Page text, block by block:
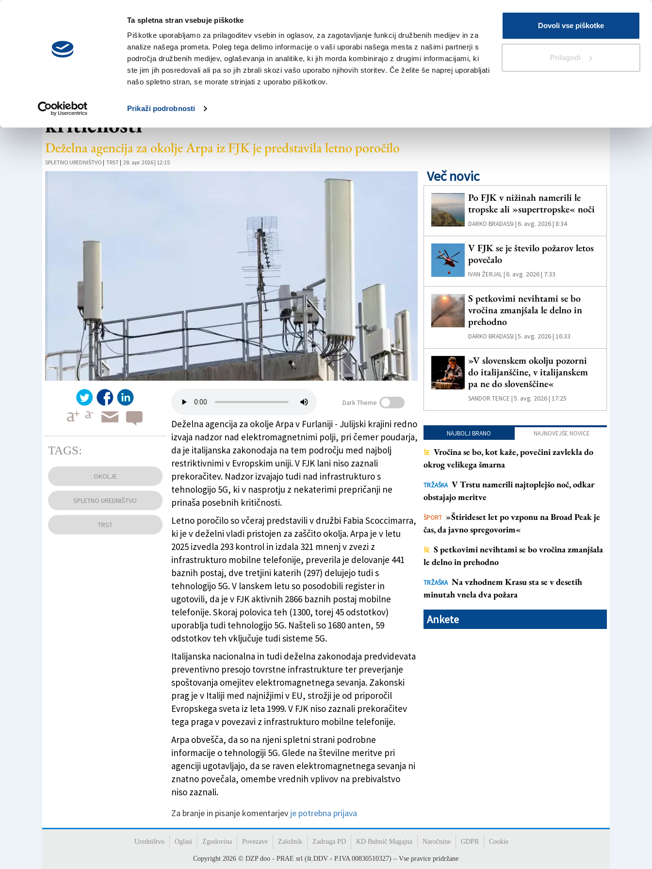
Ta spletna stran vsebuje piškotke
Piškotke uporabljamo za prilagoditev vsebin in oglasov, za zagotavljanje funkcij družbenih medijev in za
analize našega prometa. Poleg tega delimo informacije o vaši uporabi našega mesta z našimi partnerji s
področja družbenih medijev, oglaševanja in analitike, ki jih morda kombinirajo z drugimi informacijami, ki
ste jim jih posredovali ali pa so jih zbrali skozi vašo uporabo njihovih storitev. Če želite še naprej uporabljati
našo spletno stran, se morate strinjati z uporabo piškotkov.
Prikaži podrobnosti
Dovoli vse piškotke
Prilagodi
četrtek,
6. avgusta 2026
V Kioskih
Iskanje
NOVICE TRŽAŠKA GORIŠKA KULTURA ŠPORT ŠE
Arpa: Tehnologija 5G ne prinaša
kritičnosti
Deželna agencija za okolje Arpa iz FJK je predstavila letno poročilo
SPLETNO UREDNIŠTVO | TRST | 28. apr. 2026 | 12:15
Tehnologija 5G po mnenju Arpe ne prinaša kritičnosti
Dark Theme
Deželna agencija za okolje Arpa v Furlaniji - Julijski krajini redno
izvaja nadzor nad elektromagnetnimi polji, pri čemer poudarja,
da je italijanska zakonodaja na tem področju med najbolj
restriktivnimi v Evropskim uniji. V FJK lani niso zaznali
prekoračitev. Nadzor izvajajo tudi nad infrastrukturo s
tehnologijo 5G, ki v nasprotju z nekaterimi prepričanji ne
prinaša posebnih kritičnosti.
Letno poročilo so včeraj predstavili v družbi Fabia Scoccimarra,
ki je v deželni vladi pristojen za zaščito okolja. Arpa je v letu
2025 izvedla 293 kontrol in izdala 321 mnenj v zvezi z
infrastrukturo mobilne telefonije, preverila je delovanje 441
baznih postaj, dve tretjini katerih (297) delujejo tudi s
tehnologijo 5G. V lanskem letu so posodobili register in
ugotovili, da je v FJK aktivnih 2866 baznih postaj mobilne
telefonije. Skoraj polovica teh (1300, torej 45 odstotkov)
uporablja tudi tehnologijo 5G. Našteli so 1680 anten, 59
odstotkov teh vključuje tudi sisteme 5G.
Italijanska nacionalna in tudi deželna zakonodaja predvidevata
preventivno presojo tovrstne infrastrukture ter preverjanje
spoštovanja omejitev elektromagnetnega sevanja. Zakonski
prag je v Italiji med najnižjimi v EU, strožji je od priporočil
Evropskega sveta iz leta 1999. V FJK niso zaznali prekoračitev
tega praga v povezavi z infrastrukturo mobilne telefonije.
Arpa obvešča, da so na njeni spletni strani podrobne
informacije o tehnologiji 5G. Glede na številne meritve pri
agenciji ugotavljajo, da se raven elektromagnetnega sevanja ni
znatno povečala, omembe vrednih vplivov na prebivalstvo
niso zaznali.
Za branje in pisanje komentarjev je potrebna prijava
TAGS:
OKOLJE
SPLETNO UREDNIŠTVO
TRST
Več novic
Po FJK v nižinah namerili le
tropske ali »supertropske« noči
DARKO BRADASSI | 6. avg. 2026 | 8:34
V FJK se je število požarov letos
povečalo
IVAN ŽERJAL | 6. avg. 2026 | 7:33
S petkovimi nevihtami se bo
vročina zmanjšala le delno in
prehodno
DARKO BRADASSI |5. avg. 2026 | 16:33
»V slovenskem okolju pozorni
do italijanščine, v italijanskem
pa ne do slovenščine«
SANDOR TENCE |5. avg. 2026 | 17:25
NAJBOLJ BRANO NAJNOVEJŠE NOVICE
ŠE Vročina se bo, kot kaže, povečini zavlekla do
okrog velikega šmarna
TRŽAŠKA V Trstu namerili najtoplejšo noč, odkar
obstajajo meritve
ŠPORT »Štirideset let po vzponu na Broad Peak je
čas, da javno spregovorim«
ŠE S petkovimi nevihtami se bo vročina zmanjšala
le delno in prehodno
TRŽAŠKA Na vzhodnem Krasu sta se v desetih
minutah vnela dva požara
Ankete
Uredništvo Oglasi Zgodovina Povezave Založnik Zadruga PD KD Bubnič Magajna Naročnine GDPR Cookie
Copyright2026 © DZP doo - PRAE srl (št.DDV - P.IVA 00830510327) – Vse pravice pridržane